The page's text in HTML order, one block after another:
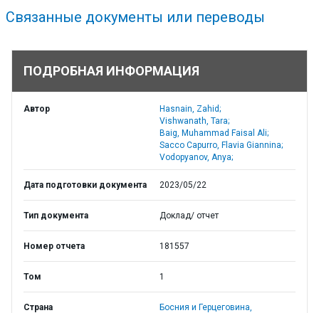
Связанные документы или переводы
ПОДРОБНАЯ ИНФОРМАЦИЯ
Автор
Hasnain, Zahid;
Vishwanath, Tara;
Baig, Muhammad Faisal Ali;
Sacco Capurro, Flavia Giannina;
Vodopyanov, Anya;
Дата подготовки документа 2023/05/22
Тип документа Доклад/ отчет
Номер отчета 181557
Том 1
Страна Босния и Герцеговина,